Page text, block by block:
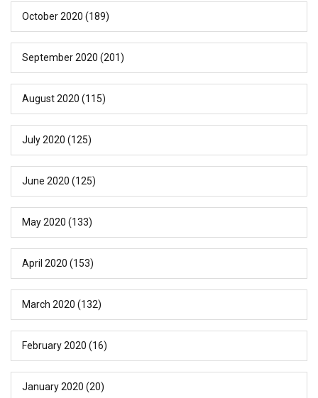
October 2020 (189)
September 2020 (201)
August 2020 (115)
July 2020 (125)
June 2020 (125)
May 2020 (133)
April 2020 (153)
March 2020 (132)
February 2020 (16)
January 2020 (20)